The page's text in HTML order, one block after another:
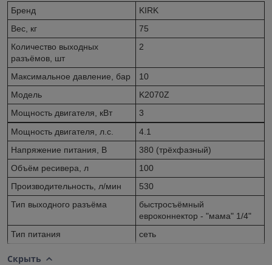
Бренд
KIRK
Вес, кг
75
Количество выходных
разъёмов, шт
2
Максимальное давление, бар
10
Модель
K2070Z
Мощность двигателя, кВт
3
Мощность двигателя, л.с.
4.1
Напряжение питания, В
380 (трёхфазный)
Объём ресивера, л
100
Производительность, л/мин
530
Тип выходного разъёма
быстросъёмный
евроконнектор - "мама" 1/4"
Тип питания
сеть
Скрыть